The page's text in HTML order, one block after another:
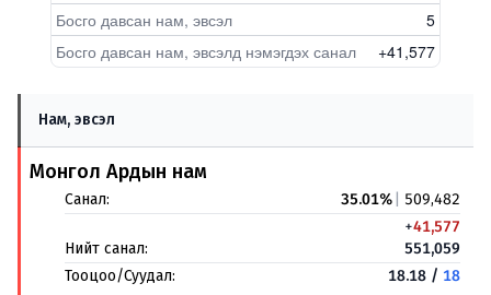
Босго давсан нам, эвсэл
5
Босго давсан нам, эвсэлд нэмэгдэх санал
+41,577
Нам, эвсэл
Монгол Ардын нам
Санал: 35.01% 509,482
Нийт санал:
+41,577
551,059
Тооцоо/Суудал:
18.18 / 18